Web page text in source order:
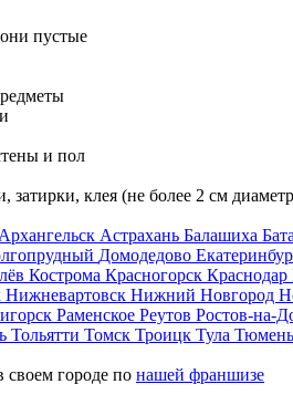
пустые
и пол
клея (не более 2 см
Архангельск Астрахань Балашиха
Домодедово
Кострома Красногорск Краснодар
Нижневартовск Нижний Новгород
Раменское Реутов Ростов-на-
Тольятти Томск Троицк Тула Тюмень
городе по нашей франшизе